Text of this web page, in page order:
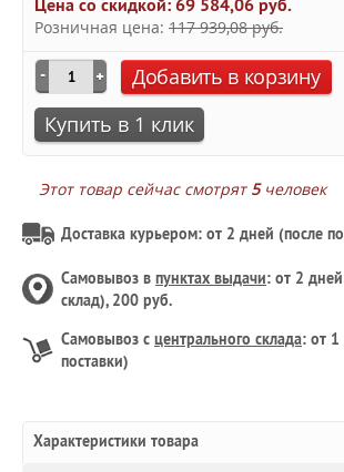
Цена со скидкой:69 584,06 руб.
Розничная цена: 117 939,08 руб.
Добавить в корзину
Купить в 1 клик
Этот товар сейчас смотрят 5человек
Доставка курьером: от 2 дней (после
Самовывоз в пунктах выдачи: от 2
склад), 200 руб.
Самовывоз с центрального склада: от 1
поставки)
Характеристики товара